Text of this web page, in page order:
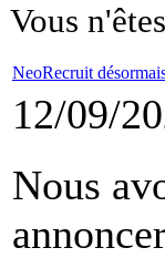
Vous
NeoRecruit
12/09/
Nous